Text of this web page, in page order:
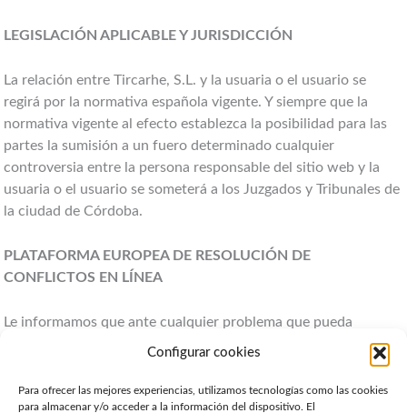
Configurar cookies
Para ofrecer las mejores experiencias, utilizamos tecnologías como las cookies
para almacenar y/o acceder a la información del dispositivo. El
LEGISLACIÓN APLICABLE Y JURISDICCIÓN
La relación entre Tircarhe, S.L. y la usuaria o el usuario se
regirá por la normativa española vigente. Y siempre que la
normativa vigente al efecto establezca la posibilidad para las
partes la sumisión a un fuero determinado cualquier
controversia entre la persona responsable del sitio web y la
usuaria o el usuario se someterá a los Juzgados y Tribunales de
la ciudad de Córdoba.
PLATAFORMA EUROPEA DE RESOLUCIÓN DE
CONFLICTOS EN LÍNEA
Le informamos que ante cualquier problema que pueda
derivarse del servicio contratado o producto vendido, puede
utilizar la plataforma europea de resolución de disputas online,
esta es: https://ec.europa.eu/consumers/odr/main/index.cfm?
event=main.home.show&lng=ES.